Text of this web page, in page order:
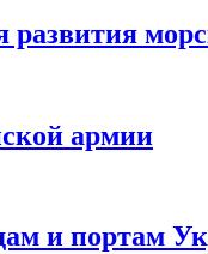
армии
и портам